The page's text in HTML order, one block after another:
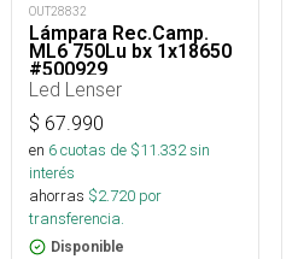
OUT28832
Lámpara Rec.Camp.
ML6 750Lu bx 1x18650
#500929
Led Lenser
$ 67.990
en 6cuotas de $11.332sin
interés
ahorras $2.720 por
transferencia.
Disponible